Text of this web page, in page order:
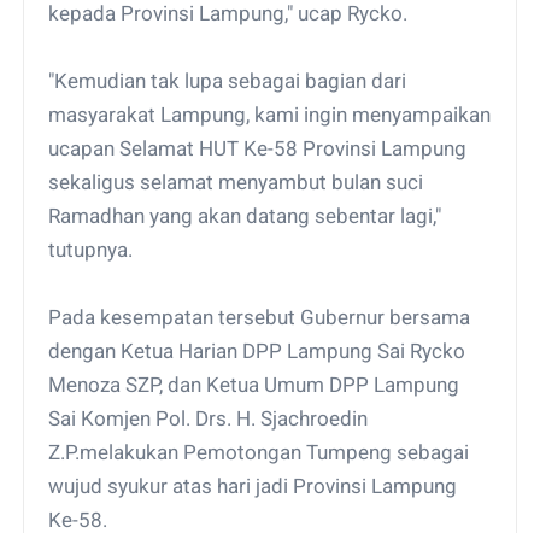
kepada Provinsi Lampung," ucap Rycko.
"Kemudian tak lupa sebagai bagian dari
masyarakat Lampung, kami ingin menyampaikan
ucapan Selamat HUT Ke-58 Provinsi Lampung
sekaligus selamat menyambut bulan suci
Ramadhan yang akan datang sebentar lagi,"
tutupnya.
Pada kesempatan tersebut Gubernur bersama
dengan Ketua Harian DPP Lampung Sai Rycko
Menoza SZP, dan Ketua Umum DPP Lampung
Sai Komjen Pol. Drs. H. Sjachroedin
Z.P.melakukan Pemotongan Tumpeng sebagai
wujud syukur atas hari jadi Provinsi Lampung
Ke-58.